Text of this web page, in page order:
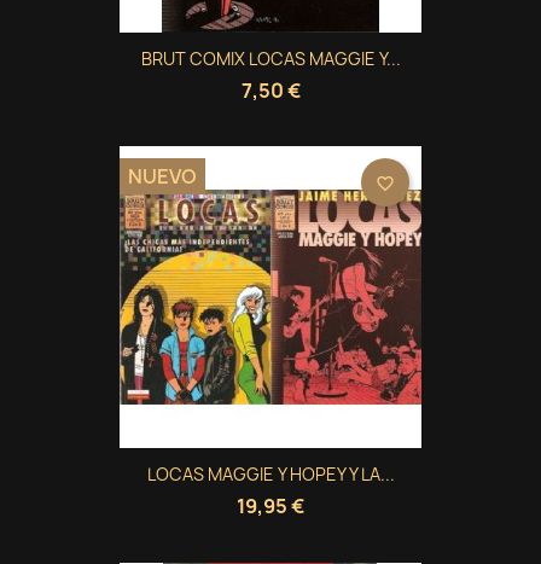
BRUT COMIX LOCAS MAGGIE Y...
7,50 €
LOCAS MAGGIE Y HOPEY Y LA...
19,95 €
NUEVO favorite_border